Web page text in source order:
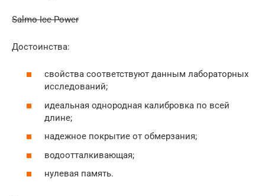
Salmo Ice Power
Достоинства:
свойства соответствуют данным лабораторных
исследований;
идеальная однородная калибровка по всей
длине;
надежное покрытие от обмерзания;
водоотталкивающая;
нулевая память.